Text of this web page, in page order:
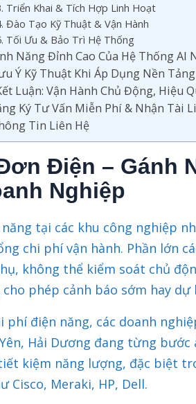
Triển Khai & Tích Hợp Linh Hoạt
Đào Tạo Kỹ Thuật & Vận Hành
Tối Ưu & Bảo Trì Hệ Thống
Năng Đỉnh Cao Của Hệ Thống AI
Ý Kỹ Thuật Khi Áp Dụng Nền Tảng
Luận: Vận Hành Chủ Động, Hiệu
Ký Tư Vấn Miễn Phí & Nhận Tài
Tin Liên Hệ
Điện – Gánh
Nghiệp
tại các khu công nghiệp
chi phí vận hành. Phần lớn
không thể kiểm soát chủ
cho phép cảnh báo sớm hay
điện năng, các doanh
Hải Dương đang từng
kiệm năng lượng, đặc biệt
Cisco, Meraki, HP, Dell.